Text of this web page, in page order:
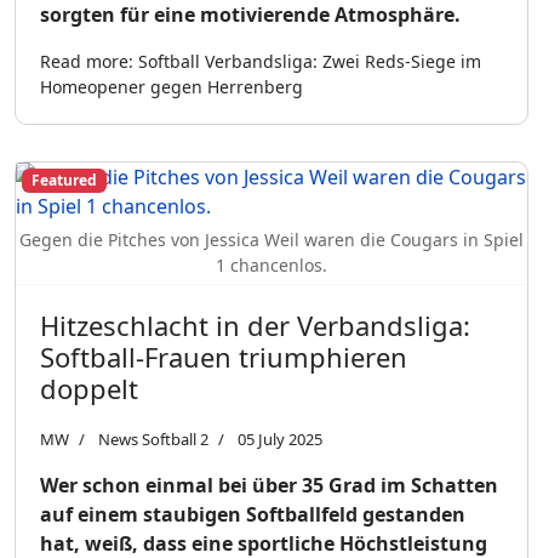
sorgten für eine motivierende Atmosphäre.
Read more: Softball Verbandsliga: Zwei Reds-Siege im
Homeopener gegen Herrenberg
Gegen die Pitches von Jessica Weil waren die Cougars in Spiel
1 chancenlos.
Featured
Hitzeschlacht in der Verbandsliga:
Softball-Frauen triumphieren
doppelt
MW News Softball 2 05 July 2025
Wer schon einmal bei über 35 Grad im Schatten
auf einem staubigen Softballfeld gestanden
hat, weiß, dass eine sportliche Höchstleistung